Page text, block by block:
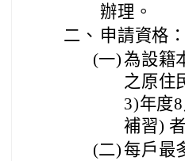
辦理。
二、 申請資格：
(一)為設籍
之原住
3)年度
補習)
(二) 每戶最